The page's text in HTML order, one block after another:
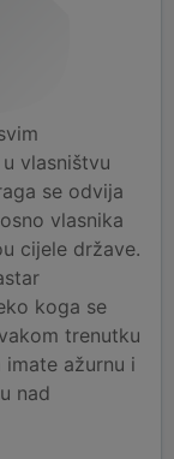
vlasništvu
se odvija
vlasnika
cijele države.
koga se
trenutku
ažurnu i
nad